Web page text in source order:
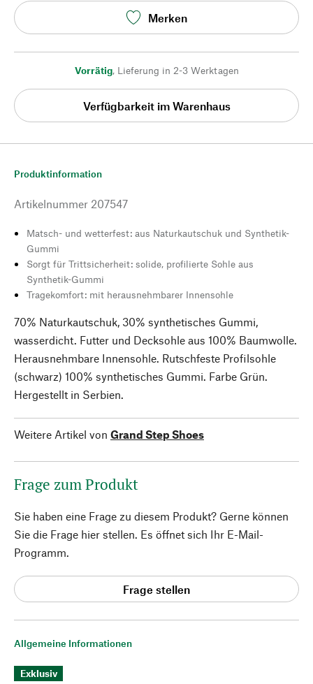
Merken
Vorrätig, Lieferung in 2-3 Werktagen
Verfügbarkeit im Warenhaus
Allgemeine Informationen
Exklusiv
Produktinformation
Artikelnummer 207547
Matsch- und wetterfest: aus Naturkautschuk und Synthetik-
Gummi
Sorgt für Trittsicherheit: solide, profilierte Sohle aus
Synthetik-Gummi
Tragekomfort: mit herausnehmbarer Innensohle
70% Naturkautschuk, 30% synthetisches Gummi,
wasserdicht. Futter und Decksohle aus 100% Baumwolle.
Herausnehmbare Innensohle. Rutschfeste Profilsohle
(schwarz) 100% synthetisches Gummi. Farbe Grün.
Hergestellt in Serbien.
Weitere Artikel von Grand Step Shoes
Frage zum Produkt
Sie haben eine Frage zu diesem Produkt? Gerne können
Sie die Frage hier stellen. Es öffnet sich Ihr E-Mail-
Programm.
Frage stellen